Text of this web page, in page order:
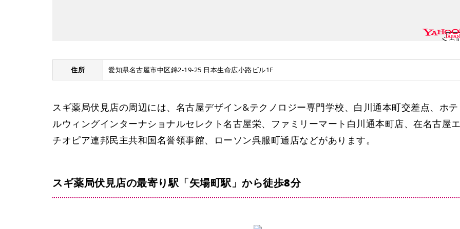
白
矢場町
住所 愛知県名古屋市中区錦2-19-25 日本生命広小路ビル1F
スギ薬局伏見店の周辺には、名古屋デザイン&テクノロジー専門学校、白川通本町交差点、ホテ
ルウィングインターナショナルセレクト名古屋栄、ファミリーマート白川通本町店、在名古屋エ
チオピア連邦民主共和国名誉領事館、ローソン呉服町通店などがあります。
スギ薬局伏見店の最寄り駅「矢場町駅」から徒歩8分